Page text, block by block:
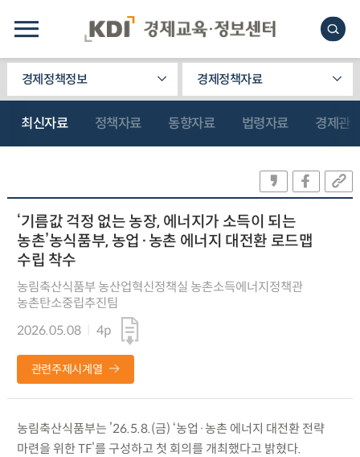
경제정책정보 경제정책자료
최신자료 정책자료 동향자료 법령자료 경제관
‘기름값 걱정 없는 농장, 에너지가 소득이 되는
농촌’농식품부, 농업·농촌 에너지 대전환 로드맵
수립 착수
농림축산식품부 농산업혁신정책실 농촌소득에너지정책관
농촌탄소중립추진팀
2026.05.08
4p
관련주제시계열
농림축산식품부는 ’26.5.8.(금) ‘농업·농촌 에너지 대전환 전략
마련을 위한 TF’를 구성하고 첫 회의를 개최했다고 밝혔다.